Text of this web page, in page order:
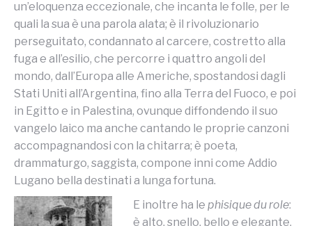
un’eloquenza eccezionale, che incanta le folle, per le
quali la sua è una parola alata; è il rivoluzionario
perseguitato, condannato al carcere, costretto alla
fuga e all’esilio, che percorre i quattro angoli del
mondo, dall’Europa alle Americhe, spostandosi dagli
Stati Uniti all’Argentina, fino alla Terra del Fuoco, e poi
in Egitto e in Palestina, ovunque diffondendo il suo
vangelo laico ma anche cantando le proprie canzoni
accompagnandosi con la chitarra; è poeta,
drammaturgo, saggista, compone inni come Addio
Lugano bella destinati a lunga fortuna.
E inoltre ha le phisique du role:
è alto, snello, bello e elegante,